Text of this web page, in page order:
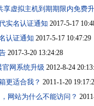
享虚拟主机到期期限内免费
实名认证通知 2017-5-17
认证通知 2017-5-17 10:47:29
2017-3-20 13:24:28
官网系统升级 2012-8-24
更适合我？ 2011-1-20
网站为什么不能访问？